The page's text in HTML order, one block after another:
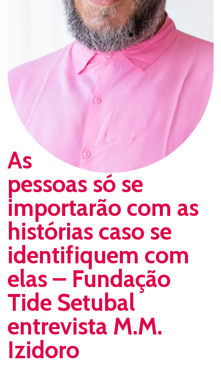
As
pessoas só se
importarão com as
histórias caso se
identifiquem com
elas – Fundação
Tide Setubal
entrevista M.M.
Izidoro